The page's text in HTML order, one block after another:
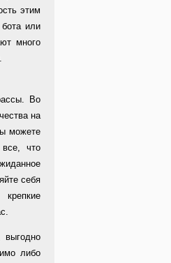
этим
или
много
Во
на
можете
что
себя
выгодно
либо